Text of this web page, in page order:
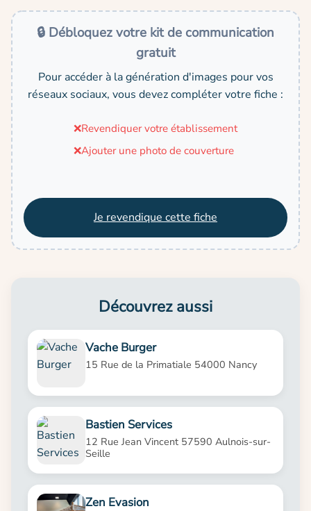
🔒 Débloquez votre kit de communication
gratuit
Pour accéder à la génération d'images pour vos
réseaux sociaux, vous devez compléter votre fiche :
❌Revendiquer votre établissement
❌Ajouter une photo de couverture
Je revendique cette fiche
Découvrez aussi
Vache Burger
15 Rue de la Primatiale 54000 Nancy
Bastien Services
12 Rue Jean Vincent 57590 Aulnois-sur-
Seille
Zen Evasion